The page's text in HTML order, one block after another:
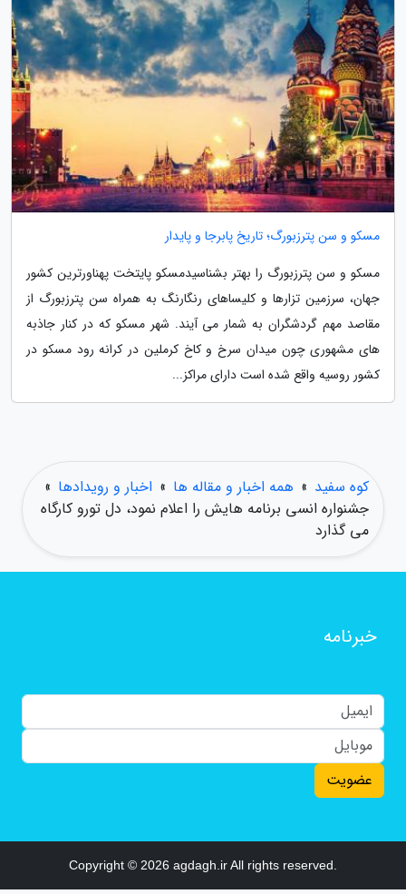
مسکو و سن پترزبورگ؛ تاریخ پابرجا و پایدار
مسکو و سن پترزبورگ را بهتر بشناسیدمسکو پایتخت پهناورترین کشور
جهان، سرزمین تزارها و کلیساهای رنگارنگ به همراه سن پترزبورگ از
مقاصد مهم گردشگران به شمار می آیند. شهر مسکو که در کنار جاذبه
های مشهوری چون میدان سرخ و کاخ کرملین در کرانه رود مسکو در
کشور روسیه واقع شده است دارای مراکز...
کوه سفید » همه اخبار و مقاله ها » اخبار و رویدادها »
جشنواره انسی برنامه هایش را اعلام نمود، دل تورو کارگاه
می گذارد
خبرنامه
عضویت
Copyright © 2026 agdagh.ir All rights reserved.